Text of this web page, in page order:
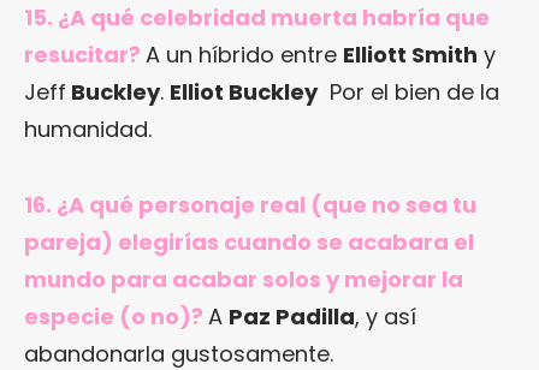
15. ¿A qué celebridad muerta habría que
resucitar? A un híbrido entre Elliott Smith y
Jeff Buckley. Elliot BuckleyPor el bien de la
humanidad.
16. ¿A qué personaje real (que no sea tu
pareja) elegirías cuando se acabara el
mundo para acabar solos y mejorar la
especie (o no)? A Paz Padilla, y así
abandonarla gustosamente.